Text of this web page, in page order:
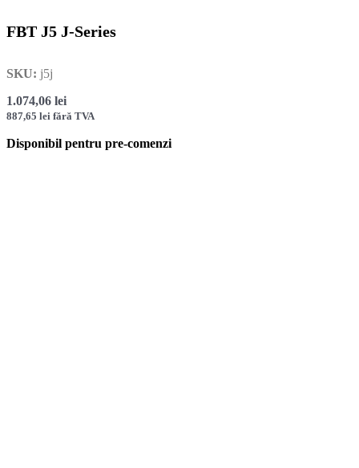
FBT J5 J-Series
SKU: j5j
1.074,06 lei
887,65 lei fără TVA
Disponibil pentru pre-comenzi